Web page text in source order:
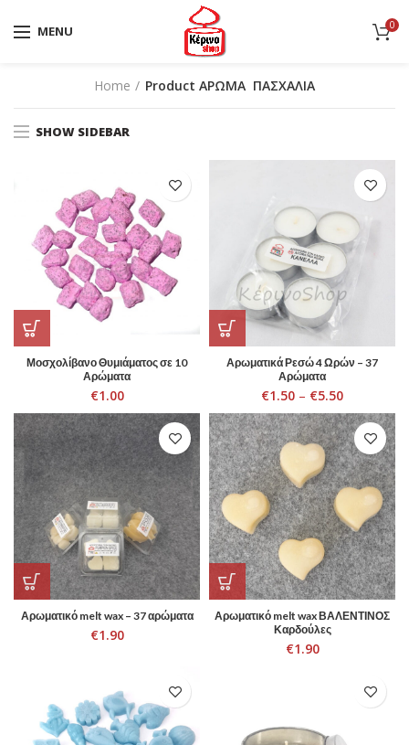
MENU 0
Home Product ΑΡΩΜΑ ΠΑΣΧΑΛΙΑ
SHOW SIDEBAR
Μοσχολίβανο Θυμιάματος σε 10
Αρώματα
€1.00
Αρωματικά Ρεσώ 4 Ωρών – 37
Αρώματα
€1.50 – €5.50
Αρωματικό melt wax – 37 αρώματα
€1.90
Αρωματικό melt wax ΒΑΛΕΝΤΙΝΟΣ
Καρδούλες
€1.90